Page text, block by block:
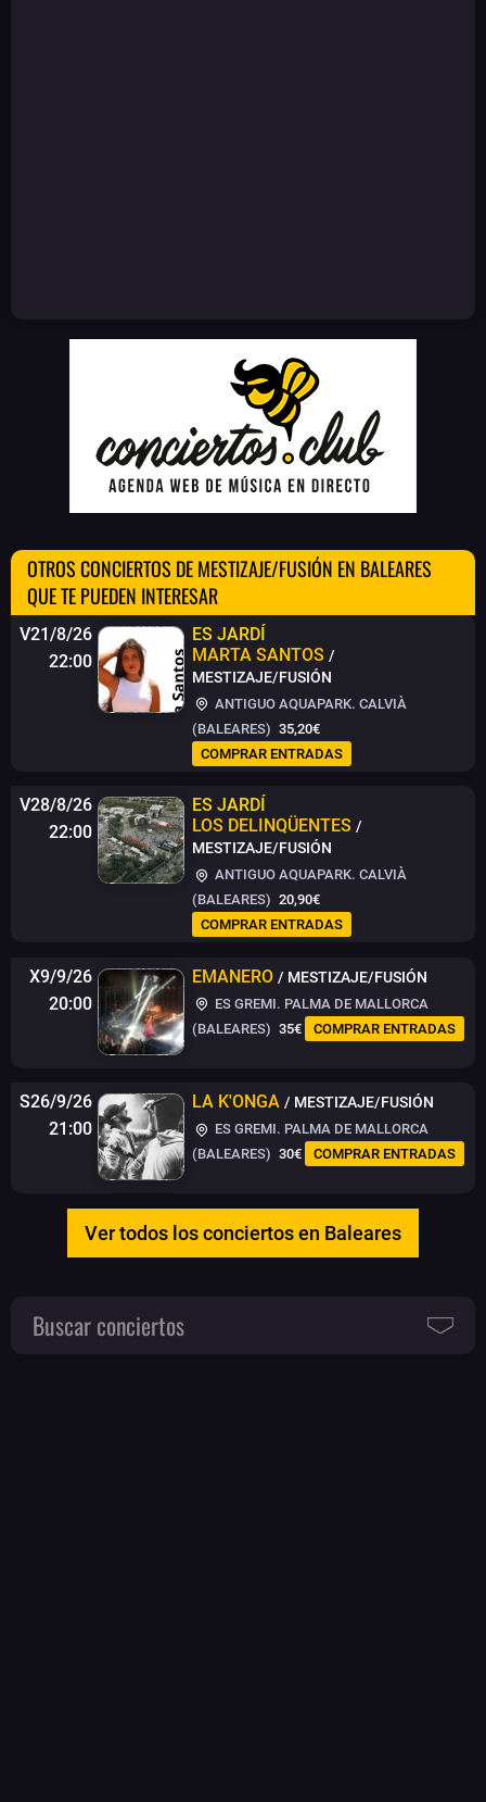
OTROS CONCIERTOS DE MESTIZAJE/FUSIÓN EN BALEARES
QUE TE PUEDEN INTERESAR
V21/8/26
22:00
ES JARDÍ
MARTA SANTOS /
MESTIZAJE/FUSIÓN
ANTIGUO AQUAPARK. CALVIÀ
(BALEARES) 35,20€
COMPRAR ENTRADAS
V28/8/26
22:00
ES JARDÍ
LOS DELINQÜENTES /
MESTIZAJE/FUSIÓN
ANTIGUO AQUAPARK. CALVIÀ
(BALEARES) 20,90€
COMPRAR ENTRADAS
X9/9/26
20:00
EMANERO / MESTIZAJE/FUSIÓN
ES GREMI. PALMA DE MALLORCA
(BALEARES) 35€ COMPRAR ENTRADAS
S26/9/26
21:00
LA K'ONGA / MESTIZAJE/FUSIÓN
ES GREMI. PALMA DE MALLORCA
(BALEARES) 30€ COMPRAR ENTRADAS
Ver todos los conciertos en Baleares
Buscar conciertos